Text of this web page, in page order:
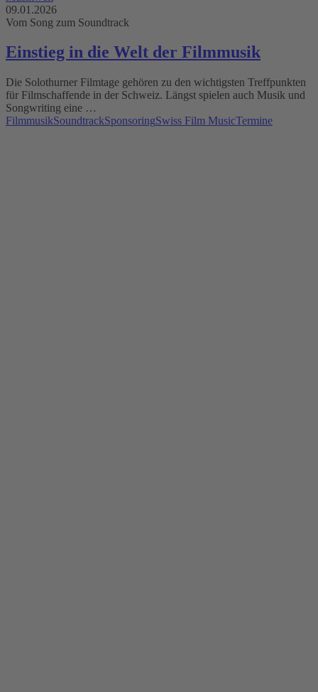
09.01.2026
Vom Song zum Soundtrack
Einstieg in die Welt der Filmmusik
Die Solothurner Filmtage gehören zu den wichtigsten Treffpunkten
für Filmschaffende in der Schweiz. Längst spielen auch Musik und
Songwriting eine …
FilmmusikSoundtrackSponsoringSwiss Film MusicTermine